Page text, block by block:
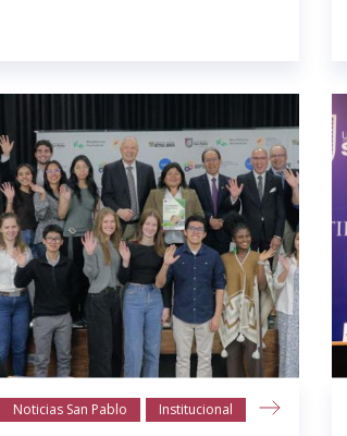
Noticias San Pablo Institucional